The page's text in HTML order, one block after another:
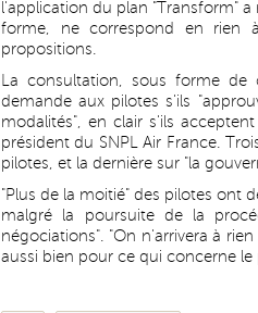
l'application du plan "Transform"
forme, ne correspond en rien
propositions.
La consultation, sous forme
demande aux pilotes s'ils
modalités", en clair s'ils
président du SNPL Air France.
pilotes, et la dernière sur "la
"Plus de la moitié" des pilotes ont
malgré la poursuite de la
négociations". "On n'arrivera à
aussi bien pour ce qui concerne le